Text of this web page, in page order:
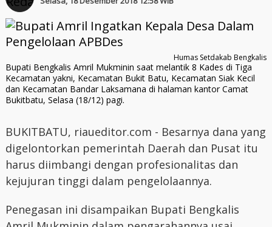
Humas Setdakab Bengkalis
Bupati Bengkalis Amril Mukminin saat melantik 8 Kades di Tiga
Kecamatan yakni, Kecamatan Bukit Batu, Kecamatan Siak Kecil
dan Kecamatan Bandar Laksamana di halaman kantor Camat
Bukitbatu, Selasa (18/12) pagi.
BUKITBATU, riaueditor.com - Besarnya dana yang
digelontorkan pemerintah Daerah dan Pusat itu
harus diimbangi dengan profesionalitas dan
kejujuran tinggi dalam pengelolaannya.
Penegasan ini disampaikan Bupati Bengkalis